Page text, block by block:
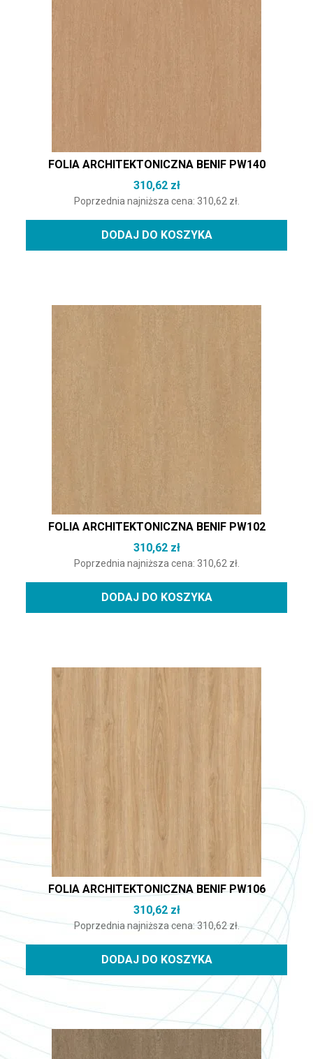
FOLIA ARCHITEKTONICZNA BENIF PW140
310,62 zł
Poprzednia najniższa cena: 310,62 zł.
DODAJ DO KOSZYKA
FOLIA ARCHITEKTONICZNA BENIF PW102
310,62 zł
Poprzednia najniższa cena: 310,62 zł.
DODAJ DO KOSZYKA
FOLIA ARCHITEKTONICZNA BENIF PW106
310,62 zł
Poprzednia najniższa cena:310,62 zł.
DODAJ DO KOSZYKA